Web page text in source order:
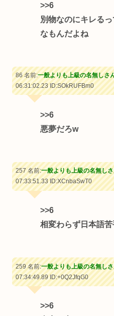
>>6
別物なのにキレる
なもんだよね
86 名前:一般よりも上級の名無しさ
06:31:02.23ID:SOkRUFBm0
>>6
悪夢だろw
257 名前:一般よりも上級の名無し
07:33:51.33ID:XCnbaSwT0
>>6
相変わらず日本語
259 名前:一般よりも上級の名無し
07:34:49.89ID:+0Q2JfqG0
>>6